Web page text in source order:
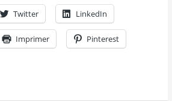
Twitter LinkedIn
Imprimer Pinterest